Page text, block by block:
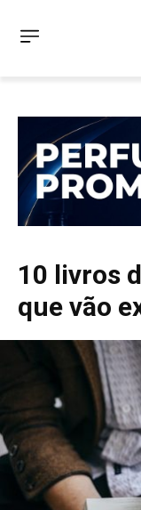
10 livros
que vão